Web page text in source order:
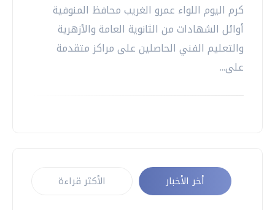
كرم اليوم اللواء عمرو الغريب محافظ المنوفية
أوائل الشهادات من الثانوية العامة والأزهرية
والتعليم الفني الحاصلين على مراكز متقدمة
على...
أخر الأخبار الأكثر قراءة